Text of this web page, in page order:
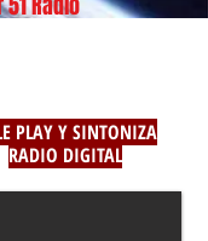
PLAY Y SINTONIZA
RADIO DIGITAL